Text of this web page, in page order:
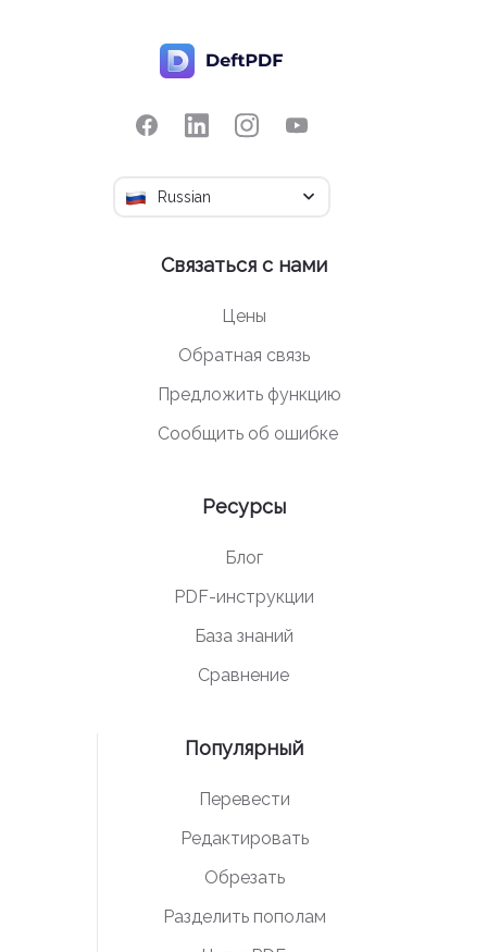
Russian
Связаться с нами
Цены
Обратная связь
Предложить функцию
Сообщить об ошибке
Ресурсы
Блог
PDF-инструкции
База знаний
Сравнение
Популярный
Перевести
Редактировать
Обрезать
Разделить пополам